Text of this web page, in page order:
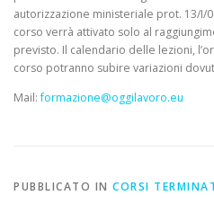
autorizzazione ministeriale prot. 13/I/
corso verrà attivato solo al
previsto. Il calendario delle lezioni,
corso potranno subire variazioni
Mail:formazione@oggilavoro.eu
PUBBLICATO IN CORSI